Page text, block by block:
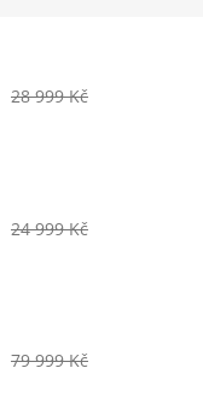
28 999 Kč
24 999 Kč
79 999 Kč